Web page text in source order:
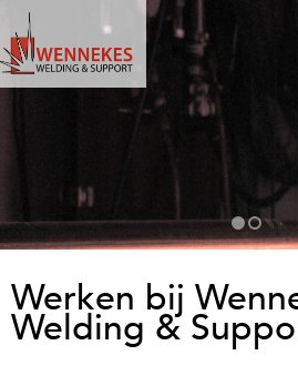
Overslaan
en
naar
algemene
Werken bij
Welding &